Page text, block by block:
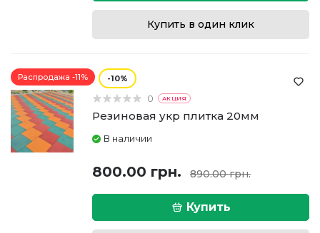
Купить в один клик
Распродажа -11% 10
0 АКЦИЯ
Резиновая укр плитка 20мм
В наличии
800.00 грн. 890.00 грн.
Купить